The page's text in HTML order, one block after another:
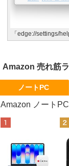
「edge://settings/
Amazon 売れ筋
ノートPC
Amazon ノート